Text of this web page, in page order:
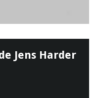
Jens Harder